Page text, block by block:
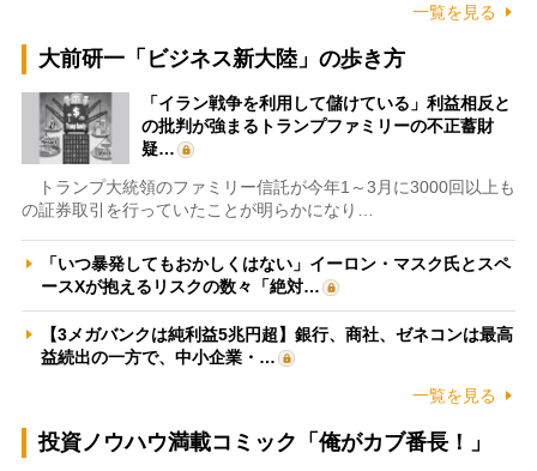
一覧を見る
大前研一「ビジネス新大陸」の歩き方
「イラン戦争を利用して儲けている」利益相反と
の批判が強まるトランプファミリーの不正蓄財
疑…
トランプ大統領のファミリー信託が今年1～3月に3000回以上も
の証券取引を行っていたことが明らかになり…
「いつ暴発してもおかしくはない」イーロン・マスク氏とスペ
ースXが抱えるリスクの数々「絶対…
【3メガバンクは純利益5兆円超】銀行、商社、ゼネコンは最高
益続出の一方で、中小企業・…
一覧を見る
投資ノウハウ満載コミック「俺がカブ番長！」